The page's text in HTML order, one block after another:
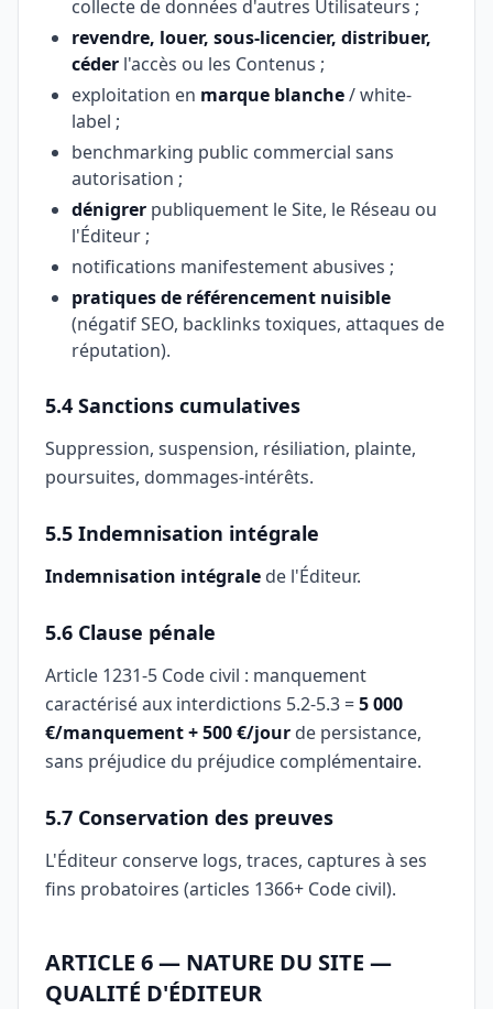
collecte de données d'autres Utilisateurs ;
revendre, louer, sous-licencier, distribuer,
céder l'accès ou les Contenus ;
exploitation en marque blanche/ white-
label ;
benchmarking public commercial sans
autorisation ;
dénigrer publiquement le Site, le Réseau ou
l'Éditeur ;
notifications manifestement abusives ;
pratiques de référencement nuisible
(négatif SEO, backlinks toxiques, attaques de
réputation).
5.4 Sanctions cumulatives
Suppression, suspension, résiliation, plainte,
poursuites, dommages-intérêts.
5.5 Indemnisation intégrale
Indemnisation intégrale de l'Éditeur.
5.6 Clause pénale
Article 1231-5 Code civil : manquement
caractérisé aux interdictions 5.2-5.3 =5 000
€/manquement + 500 €/jour de persistance,
sans préjudice du préjudice complémentaire.
5.7 Conservation des preuves
L'Éditeur conserve logs, traces, captures à ses
fins probatoires (articles 1366+ Code civil).
ARTICLE 6 — NATURE DU SITE —
QUALITÉ D'ÉDITEUR